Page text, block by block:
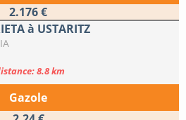
2.176 €
à USTARITZ
8.8 km
Gazole